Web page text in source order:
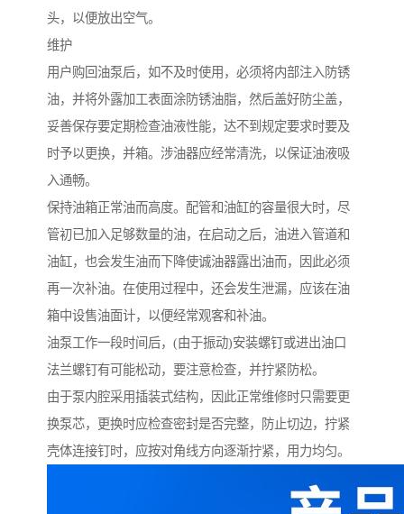
头，以便放出空气。
维护
用户购回油泵后，如不及时使用，必须将内部注入防锈
油，并将外露加工表面涂防锈油脂，然后盖好防尘盖，
妥善保存要定期检查油液性能，达不到规定要求时要及
时予以更换，并箱。涉油器应经常清洗，以保证油液吸
入通畅。
保持油箱正常油而高度。配管和油缸的容量很大时，尽
管初已加入足够数量的油，在启动之后，油进入管道和
油缸，也会发生油而下降使诚油器露出油而，因此必须
再一次补油。在使用过程中，还会发生泄漏，应该在油
箱中设售油面计，以便经常观客和补油。
油泵工作一段时间后，(由于振动)安装螺钉或进出油口
法兰螺钉有可能松动，要注意检查，并拧紧防松。
由于泵内腔采用插装式结构，因此正常维修时只需要更
换泵芯，更换时应检查密封是否完整，防止切边，拧紧
壳体连接钉时，应按对角线方向逐渐拧紧，用力均匀。